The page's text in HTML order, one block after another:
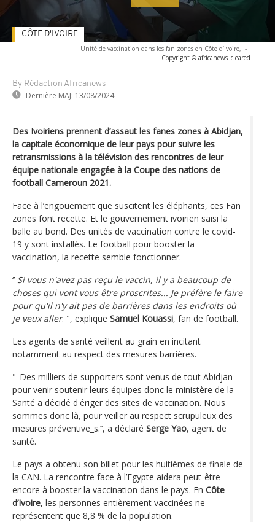
Unité de vaccination dans les fan zones en Côte d’Ivoire, -
Copyright © africanews cleared
By Rédaction Africanews
Dernière MAJ: 13/08/2024
CÔTE D'IVOIRE
Des Ivoiriens prennent d’assaut les fanes zones à Abidjan,
la capitale économique de leur pays pour suivre les
retransmissions à la télévision des rencontres de leur
équipe nationale engagée à la Coupe des nations de
football Cameroun 2021.
Face à l’engouement que suscitent les éléphants, ces Fan
zones font recette. Et le gouvernement ivoirien saisi la
balle au bond. Des unités de vaccination contre le covid-
19 y sont installés. Le football pour booster la
vaccination, la recette semble fonctionner.
‘’ Si vous n'avez pas reçu le vaccin, il y a beaucoup de
choses qui vont vous être proscrites... Je préfère le faire
pour qu'il n'y ait pas de barrières dans les endroits où
je veux aller. ", explique Samuel Kouassi, fan de football.
Les agents de santé veillent au grain en incitant
notamment au respect des mesures barrières.
"_Des milliers de supporters sont venus de tout Abidjan
pour venir soutenir leurs équipes donc le ministère de la
Santé a décidé d'ériger des sites de vaccination. Nous
sommes donc là, pour veiller au respect scrupuleux des
mesures préventive_s.’’, a déclaré Serge Yao, agent de
santé.
Le pays a obtenu son billet pour les huitièmes de finale de
la CAN. La rencontre face à l’Egypte aidera peut-être
encore à booster la vaccination dans le pays. En Côte
d’Ivoire, les personnes entièrement vaccinées ne
représentent que 8,8 % de la population.